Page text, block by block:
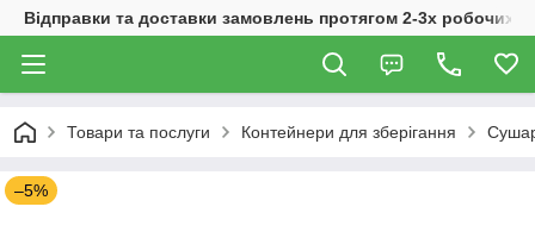
Відправки та доставки замовлень протягом 2-3х робочих
Товари та послуги Контейнери для зберігання
–5%